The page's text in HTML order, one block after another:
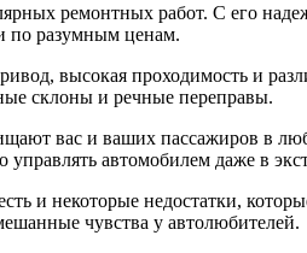
ремонтных работ. С его
по разумным ценам.
высокая проходимость и
склоны и речные переправы.
вас и ваших пассажиров в
автомобилем даже в
и некоторые недостатки,
чувства у автолюбителей.